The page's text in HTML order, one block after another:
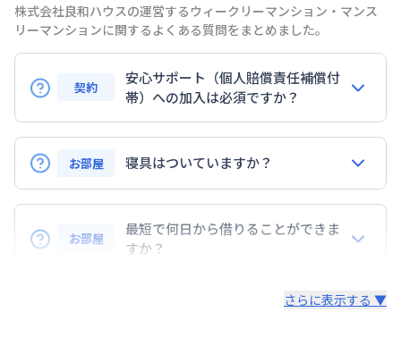
株式会社良和ハウスの運営するウィークリーマンション・マンス
リーマンションに関するよくある質問をまとめました。
契約
安心サポート（個人賠償責任補償付
帯）への加入は必須ですか？
はい。安心サポートへの加入は必須となります。料金
プランでは清掃料欄に期間によって設定されている費
用が含まれて表示されています。
ロング（210日〜365日未満）：7,700円/回
ミドル（90日〜210日未満）：3,300円/回
ショート（30日〜90日未満）：2,200円/回
お部屋 寝具はついていますか？
レンタル寝具3点セットは、希望された場合のみ業者
様からご提供となります。
セット内容：敷布団・掛布団・枕 各カバー付き（通
ご自身でご用意いただき持ち込みも可能です。
お部屋
最短で何日から借りることができま
すか？
さらに表示する ▼